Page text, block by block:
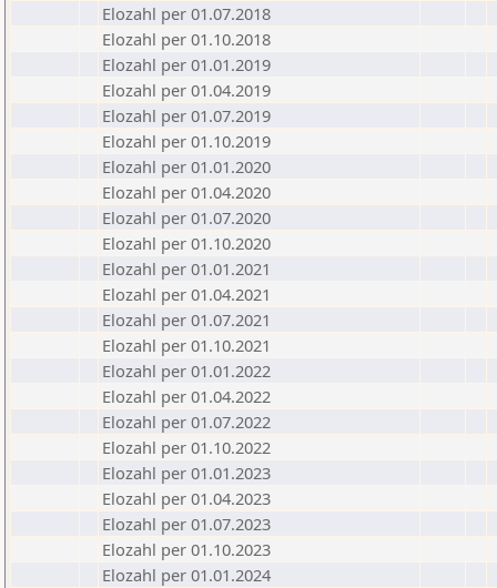
Elozahl per 01.07.2018
Elozahl per 01.10.2018
Elozahl per 01.01.2019
Elozahl per 01.04.2019
Elozahl per 01.07.2019
Elozahl per 01.10.2019
Elozahl per 01.01.2020
Elozahl per 01.04.2020
Elozahl per 01.07.2020
Elozahl per 01.10.2020
Elozahl per 01.01.2021
Elozahl per 01.04.2021
Elozahl per 01.07.2021
Elozahl per 01.10.2021
Elozahl per 01.01.2022
Elozahl per 01.04.2022
Elozahl per 01.07.2022
Elozahl per 01.10.2022
Elozahl per 01.01.2023
Elozahl per 01.04.2023
Elozahl per 01.07.2023
Elozahl per 01.10.2023
Elozahl per 01.01.2024